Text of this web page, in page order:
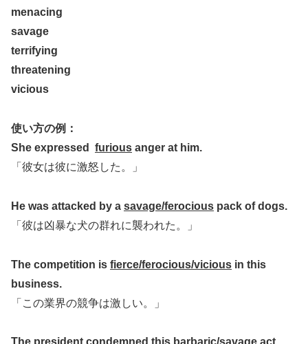
menacing
savage
terrifying
threatening
vicious
使い方の例：
She expressed furious anger at him.
「彼女は彼に激怒した。」
He was attacked by a savage/ferocious pack of dogs.
「彼は凶暴な犬の群れに襲われた。」
The competition is fierce/ferocious/vicious in this
business.
「この業界の競争は激しい。」